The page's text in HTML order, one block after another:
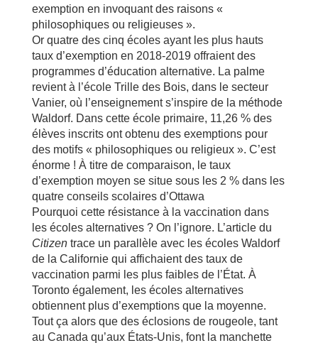
exemption en invoquant des raisons «
philosophiques ou religieuses ».
Or quatre des cinq écoles ayant les plus hauts
taux d’exemption en 2018-2019 offraient des
programmes d’éducation alternative. La palme
revient à l’école Trille des Bois, dans le secteur
Vanier, où l’enseignement s’inspire de la méthode
Waldorf. Dans cette école primaire, 11,26 % des
élèves inscrits ont obtenu des exemptions pour
des motifs « philosophiques ou religieux ». C’est
énorme ! À titre de comparaison, le taux
d’exemption moyen se situe sous les 2 % dans les
quatre conseils scolaires d’Ottawa
Pourquoi cette résistance à la vaccination dans
les écoles alternatives ? On l’ignore. L’article du
Citizentrace un parallèle avec les écoles Waldorf
de la Californie qui affichaient des taux de
vaccination parmi les plus faibles de l’État. À
Toronto également, les écoles alternatives
obtiennent plus d’exemptions que la moyenne.
Tout ça alors que des éclosions de rougeole, tant
au Canada qu’aux États-Unis, font la manchette